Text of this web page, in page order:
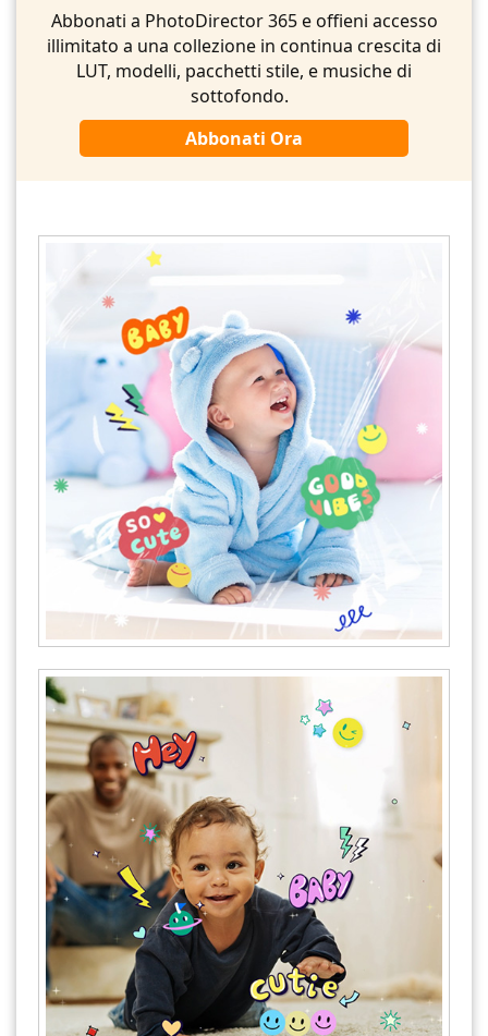
Abbonati a PhotoDirector 365 e offieni accesso
illimitato a una collezione in continua crescita di
LUT, modelli, pacchetti stile, e musiche di
sottofondo.
Abbonati Ora